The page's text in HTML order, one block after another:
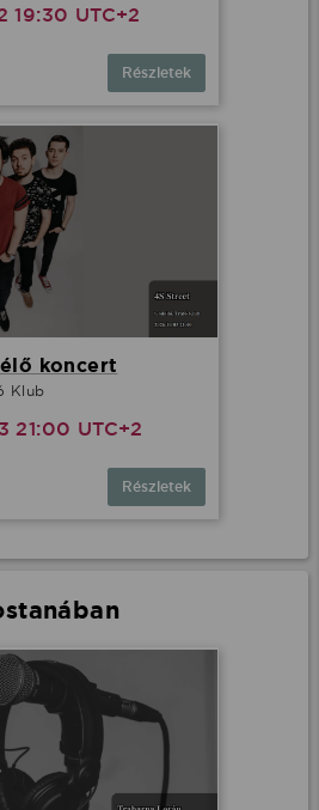
19:30 UTC+2
Részletek
koncert
Klub
21:00 UTC+2
Részletek